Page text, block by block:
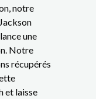
notre
une
Notre
récupérés
et laisse